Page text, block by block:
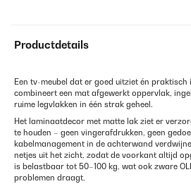
Productdetails
Een tv-meubel dat er goed uitziet én praktisch
combineert een mat afgewerkt oppervlak,
ruime legvlakken in één strak geheel.
Het laminaatdecor met matte lak ziet er
te houden – geen vingerafdrukken, geen
kabelmanagement in de achterwand
netjes uit het zicht, zodat de voorkant altijd
is belastbaar tot 50–100 kg, wat ook zware
problemen draagt.